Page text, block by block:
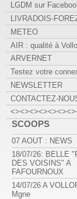
LGDM sur
LIVRADOIS-
METEO
AIR : qualité à
ARVERNET
Testez votre
NEWSLETTER
CONTACTEZ-
SCOOPS
07 AOUT : NEWS
18/07/26: BELLE
DES VOISINS" A
FAFOURNOUX
14/07/26 A
Mgne